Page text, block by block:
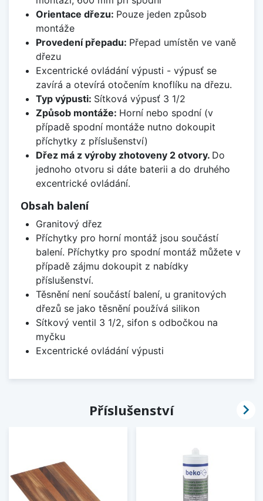
Orientace dřezu: Pouze jeden způsob
montáže
Provedení přepadu: Přepad umístěn ve vaně
dřezu
Excentrické ovládání výpusti - výpusť se
zavírá a otevírá otočením knoflíku na dřezu.
Typ výpusti: Sítková výpusť 3 1/2
Způsob montáže: Horní nebo spodní (v
případě spodní montáže nutno dokoupit
příchytky z příslušenství)
Dřez má z výroby zhotoveny 2 otvory. Do
jednoho otvoru si dáte baterii a do druhého
excentrické ovládání.
Obsah balení
Granitový dřez
Příchytky pro horní montáž jsou součástí
balení. Příchytky pro spodní montáž můžete v
případě zájmu dokoupit z nabídky
příslušenství.
Těsnění není součástí balení, u granitových
dřezů se jako těsnění používá silikon
Sítkový ventil 3 1/2, sifon s odbočkou na
myčku
Excentrické ovládání výpusti
Příslušenství 